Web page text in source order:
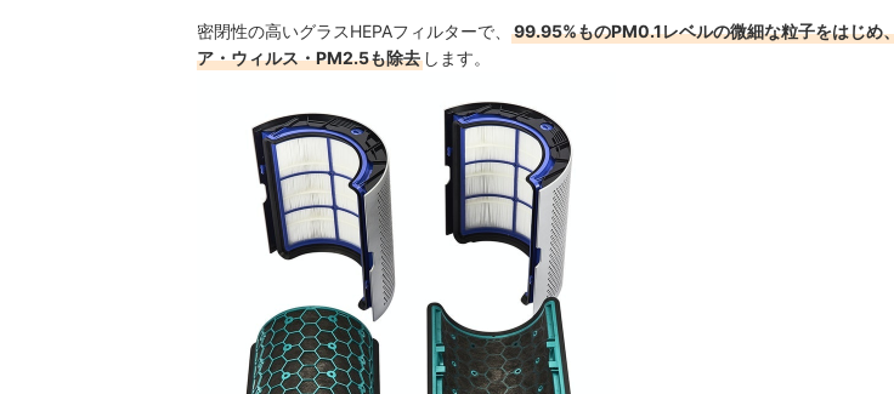
密閉性の高いグラスHEPAフィルターで、
99.95%ものPM0.1レベルの微細な粒子をはじめ
ア・ウィルス・PM2.5も除去 します。